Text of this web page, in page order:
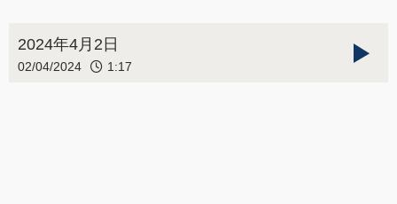
2024年4月2日
02/04/2024 1:17